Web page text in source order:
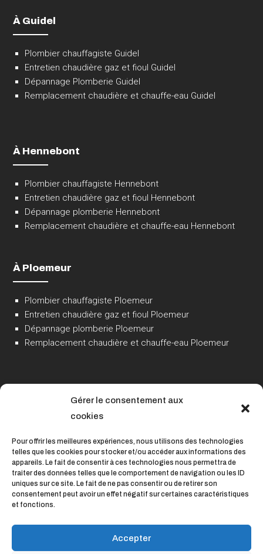
Gérer le consentement aux
cookies
Pour offrir les meilleures expériences, nous utilisons des technologies
telles que les cookies pour stocker et/ou accéder aux informations des
appareils. Le fait de consentir à ces technologies nous permettra de
traiter des données telles que le comportement de navigation ou les ID
uniques sur ce site. Le fait de ne pas consentir ou de retirer son
consentement peut avoir un effet négatif sur certaines caractéristiques
et fonctions.
Accepter
À Guidel
Plombier chauffagiste Guidel
Entretien chaudière gaz et fioul Guidel
Dépannage Plomberie Guidel
Remplacement chaudière et chauffe-eau Guidel
À Hennebont
Plombier chauffagiste Hennebont
Entretien chaudière gaz et fioul Hennebont
Dépannage plomberie Hennebont
Remplacement chaudière et chauffe-eau Hennebont
À Ploemeur
Plombier chauffagiste Ploemeur
Entretien chaudière gaz et fioul Ploemeur
Dépannage plomberie Ploemeur
Remplacement chaudière et chauffe-eau Ploemeur